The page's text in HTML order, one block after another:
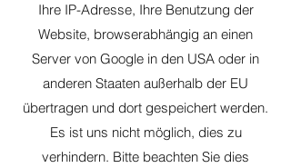
Ihre IP-Adresse, Ihre Benutzung der
Website, browserabhängig an einen
Server von Google in den USA oder in
anderen Staaten außerhalb der EU
übertragen und dort gespeichert werden.
Es ist uns nicht möglich, dies zu
verhindern. Bitte beachten Sie dies